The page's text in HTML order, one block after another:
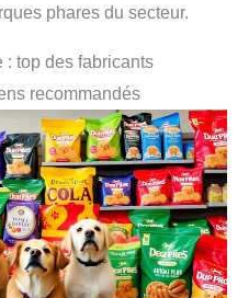
phares du secteur.
: top des fabricants
recommandés